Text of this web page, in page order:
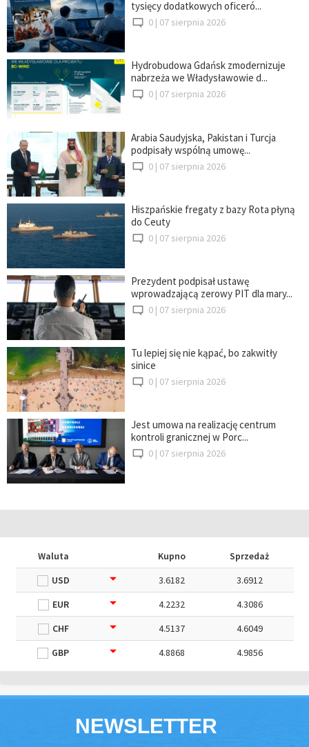
tysięcy dodatkowych oficeró...
0 | 07 sierpnia 2026
Hydrobudowa Gdańsk zmodernizuje
nabrzeża we Władysławowie d...
0 | 07 sierpnia 2026
Arabia Saudyjska, Pakistan i Turcja
podpisały wspólną umowę...
0 | 07 sierpnia 2026
Hiszpańskie fregaty z bazy Rota płyną
do Ceuty
0 | 07 sierpnia 2026
Prezydent podpisał ustawę
wprowadzającą zerowy PIT dla mary...
0 | 07 sierpnia 2026
Tu lepiej się nie kąpać, bo zakwitły
sinice
0 | 07 sierpnia 2026
Jest umowa na realizację centrum
kontroli granicznej w Porc...
0 | 07 sierpnia 2026
Waluta Kupno
Sprzedaż
USD
3.6182
3.6912
EUR
4.2232
4.3086
CHF
4.5137
4.6049
GBP
4.8868 4.9856
NEWSLETTER